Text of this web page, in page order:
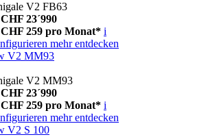
V2 FB63
23´990
259 pro Monat* i
mehr entdecken
V2 MM93
V2 MM93
23´990
259 pro Monat* i
mehr entdecken
V2 S 100